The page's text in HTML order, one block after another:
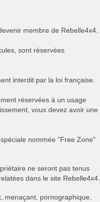
membre de Rebelle4x4.
sont réservées
interdit par la loi française.
réservées à un usage
vous devez avoir une
nommée "Free Zone"
ne seront pas tenus
dans le site Rebelle4x4.
menaçant, pornographique,